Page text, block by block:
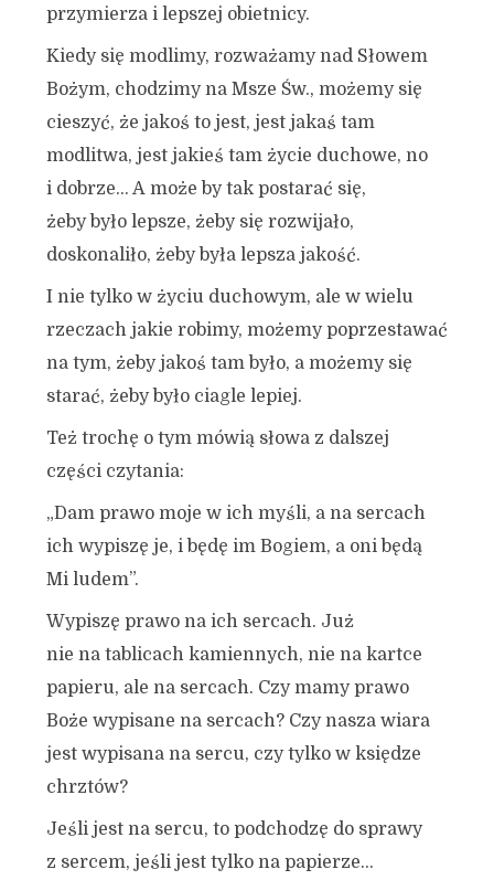
przymierza i lepszej obietnicy.
Kiedy się modlimy, rozważamy nad Słowem
Bożym, chodzimy na Msze Św., możemy się
cieszyć, że jakoś to jest, jest jakaś tam
modlitwa, jest jakieś tam życie duchowe, no
i dobrze… A może by tak postarać się,
żeby było lepsze, żeby się rozwijało,
doskonaliło, żeby była lepsza jakość.
I nie tylko w życiu duchowym, ale w wielu
rzeczach jakie robimy, możemy poprzestawać
na tym, żeby jakoś tam było, a możemy się
starać, żeby było ciagle lepiej.
Też trochę o tym mówią słowa z dalszej
części czytania:
„Dam prawo moje w ich myśli, a na sercach
ich wypiszę je, i będę im Bogiem, a oni będą
Mi ludem”.
Wypiszę prawo na ich sercach. Już
nie na tablicach kamiennych, nie na kartce
papieru, ale na sercach. Czy mamy prawo
Boże wypisane na sercach? Czy nasza wiara
jest wypisana na sercu, czy tylko w księdze
chrztów?
Jeśli jest na sercu, to podchodzę do sprawy
z sercem, jeśli jest tylko na papierze…